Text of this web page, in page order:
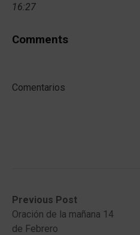
16:27
Comments
Comentarios
Post
navigation
Previous Post
Previous
post:Oración de la mañana 14
de Febrero
Next
post: